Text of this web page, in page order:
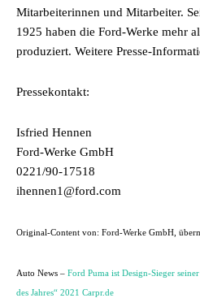
Mitarbeiterinnen und Mitarbeiter.
1925 haben die Ford-Werke mehr
produziert. Weitere Presse-
Pressekontakt:
Isfried Hennen
Ford-Werke GmbH
0221/90-17518
ihennen1@ford.com
Original-Content von: Ford-Werke GmbH,
Auto News – Ford Puma ist Design-Sieger
des Jahres“ 2021 Carpr.de